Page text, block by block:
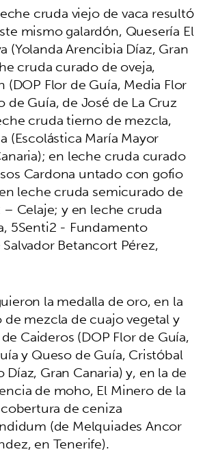
cruda viejo de vaca resultó
mismo galardón, Quesería El
(Yolanda Arencibia Díaz, Gran
cruda curado de oveja,
(DOP Flor de Guía, Media Flor
de Guía, de José de La Cruz
cruda tierno de mezcla,
(Escolástica María Mayor
en leche cruda curado
Cardona untado con gofio
leche cruda semicurado de
Celaje; y en leche cruda
5Senti2 - Fundamento
Betancort Pérez,
la medalla de oro, en la
mezcla de cuajo vegetal y
Caideros (DOP Flor de Guía,
y Queso de Guía, Cristóbal
Gran Canaria) y, en la de
de moho, El Minero de la
de ceniza
(de Melquiades Ancor
en Tenerife).